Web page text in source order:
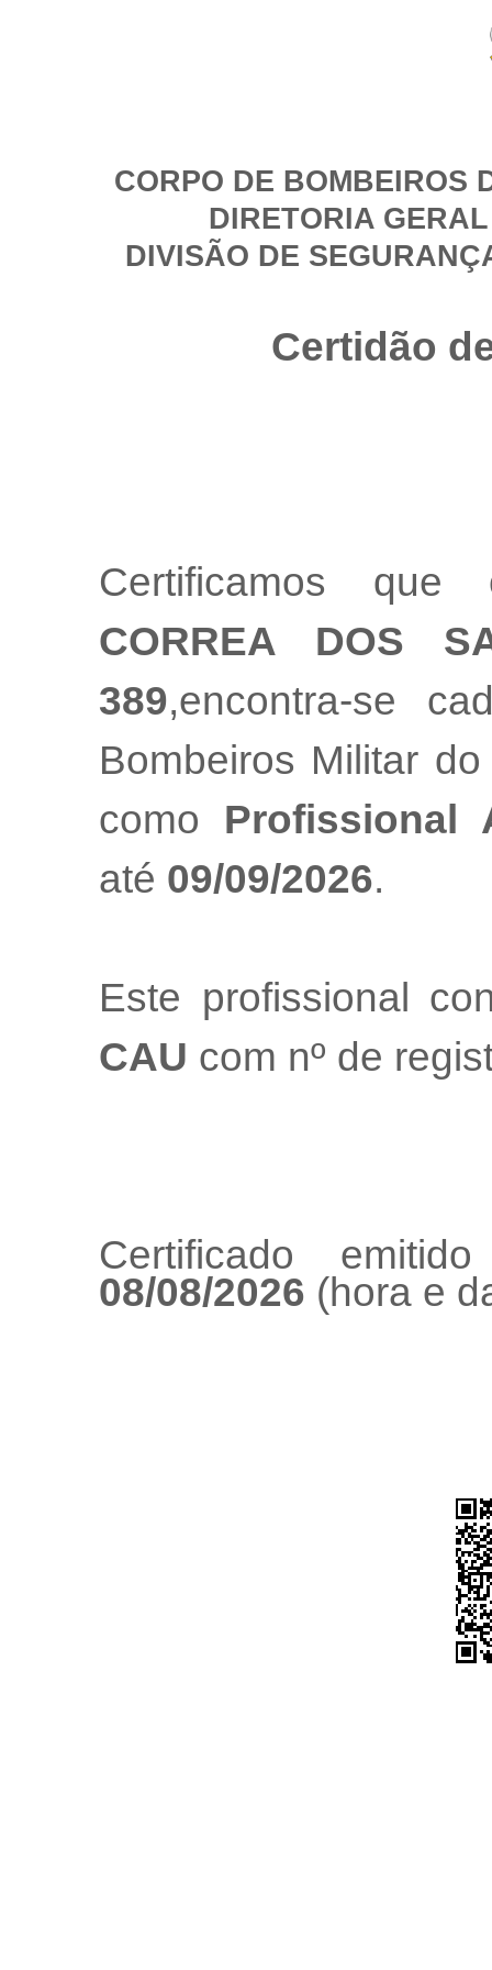
CORPO DE BOMBEIROS
DIRETORIA
DIVISÃO DE
Certidão
Certificamos
CORREA DOS
389,encontra-se
Bombeiros Militar
como Profissional
até 09/09/2026.
Este profissional
CAU com nº de
Certificado
08/08/2026 (hora e